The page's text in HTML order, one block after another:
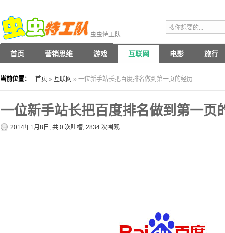
虫虫特工队
首页 营销思维 游戏 互联网 电影 旅行
当前位置： 首页 » 互联网 » 一位新手站长把百度排名做到第一页的经历
一位新手站长把百度排名做到第一页
2014年1月8日, 共 0 次吐槽, 2834 次围观.